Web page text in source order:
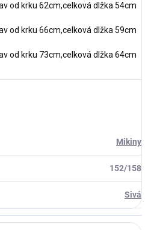
od krku 62cm,celková dlžka 54cm
od krku 66cm,celková dlžka 59cm
od krku 73cm,celková dlžka 64cm
Mikiny
152/158
Sivá